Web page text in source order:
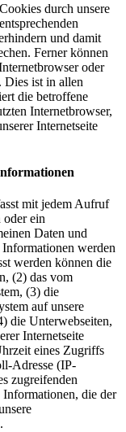
durch unsere
und damit
Ferner können
oder
Dies ist in allen
die betroffene
Internetbrowser,
Internetseite
mit jedem Aufruf
oder ein
Daten und
werden
werden können die
(2) das vom
(3) die
auf unsere
die Unterwebseiten,
Internetseite
eines Zugriffs
Adresse (IP-
zugreifenden
Informationen, die der